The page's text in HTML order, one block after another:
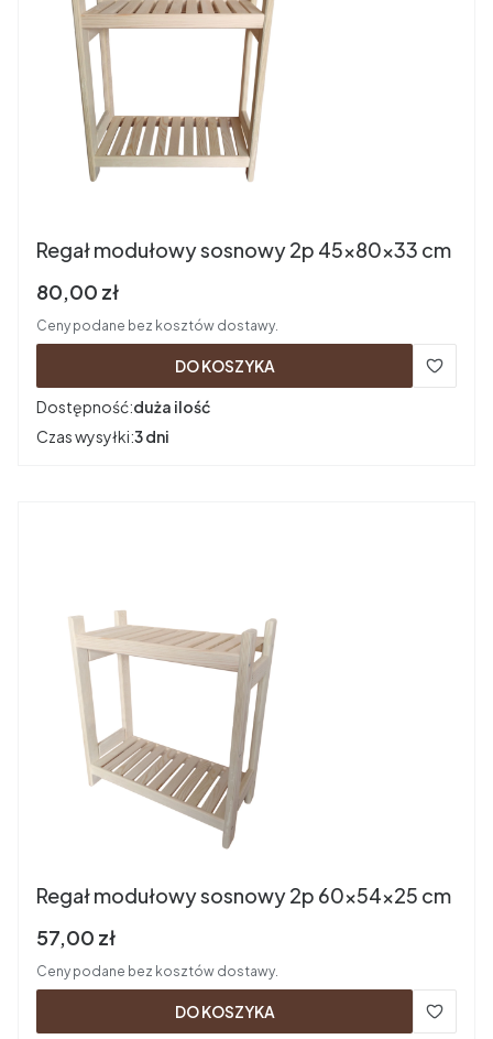
Regał modułowy sosnowy 2p 45x80x33 cm
Cena brutto
80,00 zł
Ceny podane bez kosztów dostawy.
DO KOSZYKA
Dostępność:duża ilość
Czas wysyłki:3 dni
Regał modułowy sosnowy 2p 60x54x25 cm
Cena brutto
57,00 zł
Ceny podane bez kosztów dostawy.
DO KOSZYKA